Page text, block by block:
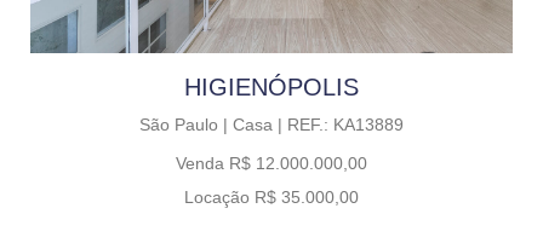
HIGIENÓPOLIS
São Paulo | Casa | REF.: KA13889
Venda R$ 12.000.000,00
Locação R$ 35.000,00